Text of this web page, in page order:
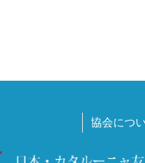
協会につ